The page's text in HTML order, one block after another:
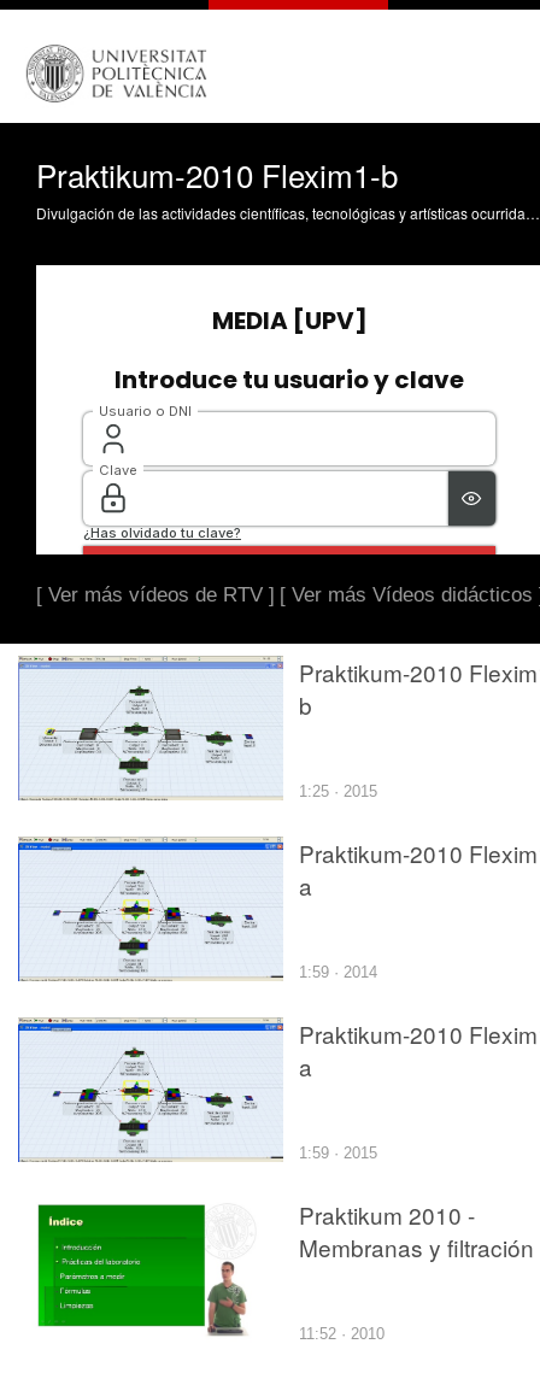
Praktikum-2010 Flexim1-b
Divulgación de las actividades científicas, tecnológicas y artísticas ocurridas en los tres campus de la UPV
[ Ver más vídeos de RTV ] [ Ver más Vídeos didácticos
Praktikum-2010
b
1:25 · 2015
Praktikum-2010
a
1:59 · 2014
Praktikum-2010
a
1:59 · 2015
Praktikum 2010 -
Membranas y filtración
11:52 · 2010